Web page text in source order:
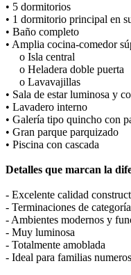
• 5 dormitorios
• 1 dormitorio principal en
• Baño completo
• Amplia cocina-comedor
o Isla central
o Heladera doble puerta
o Lavavajillas
• Sala de estar luminosa y
• Lavadero interno
• Galería tipo quincho con
• Gran parque parquizado
• Piscina con cascada
Detalles que marcan la
- Excelente calidad
- Terminaciones de categoría
- Ambientes modernos y
- Muy luminosa
- Totalmente amoblada
- Ideal para familias